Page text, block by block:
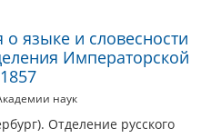
языке и словесности
Императорской
наук
Отделение русского